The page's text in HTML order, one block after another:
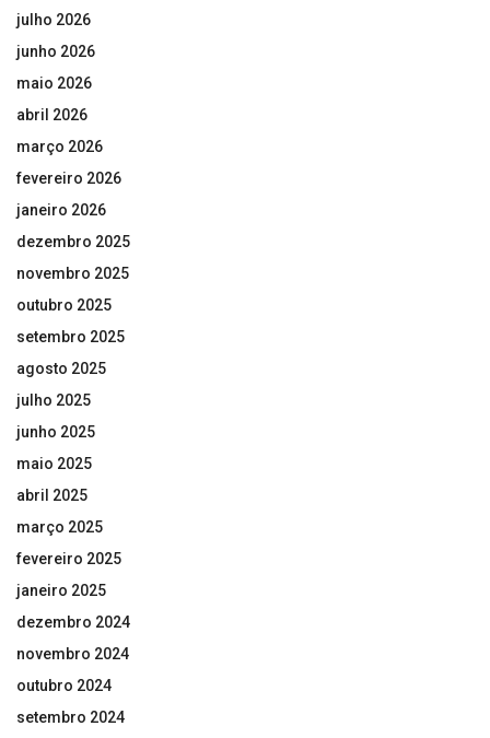
julho 2026
junho 2026
maio 2026
abril 2026
março 2026
fevereiro 2026
janeiro 2026
dezembro 2025
novembro 2025
outubro 2025
setembro 2025
agosto 2025
julho 2025
junho 2025
maio 2025
abril 2025
março 2025
fevereiro 2025
janeiro 2025
dezembro 2024
novembro 2024
outubro 2024
setembro 2024